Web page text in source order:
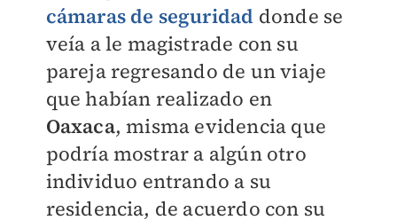
cámaras de seguridad donde se
veía a le magistrade con su
pareja regresando de un viaje
que habían realizado en
Oaxaca, misma evidencia que
podría mostrar a algún otro
individuo entrando a su
residencia, de acuerdo con su